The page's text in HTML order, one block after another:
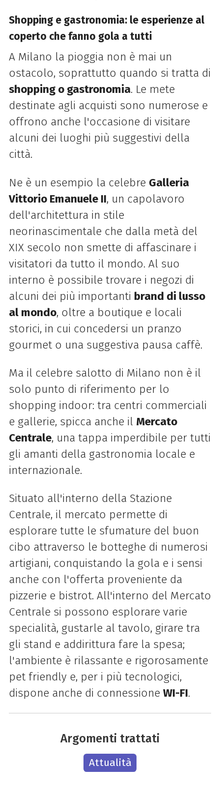
Shopping e gastronomia: le esperienze al
coperto che fanno gola a tutti
A Milano la pioggia non è mai un
ostacolo, soprattutto quando si tratta di
shopping o gastronomia. Le mete
destinate agli acquisti sono numerose e
offrono anche l'occasione di visitare
alcuni dei luoghi più suggestivi della
città.
Ne è un esempio la celebre Galleria
Vittorio Emanuele II, un capolavoro
dell'architettura in stile
neorinascimentale che dalla metà del
XIX secolo non smette di affascinare i
visitatori da tutto il mondo. Al suo
interno è possibile trovare i negozi di
alcuni dei più importanti brand di lusso
al mondo, oltre a boutique e locali
storici, in cui concedersi un pranzo
gourmet o una suggestiva pausa caffè.
Ma il celebre salotto di Milano non è il
solo punto di riferimento per lo
shopping indoor: tra centri commerciali
e gallerie, spicca anche il Mercato
Centrale, una tappa imperdibile per tutti
gli amanti della gastronomia locale e
internazionale.
Situato all'interno della Stazione
Centrale, il mercato permette di
esplorare tutte le sfumature del buon
cibo attraverso le botteghe di numerosi
artigiani, conquistando la gola e i sensi
anche con l'offerta proveniente da
pizzerie e bistrot. All'interno del Mercato
Centrale si possono esplorare varie
specialità, gustarle al tavolo, girare tra
gli stand e addirittura fare la spesa;
l'ambiente è rilassante e rigorosamente
pet friendly e, per i più tecnologici,
dispone anche di connessione WI-FI.
Argomenti trattati
Attualità